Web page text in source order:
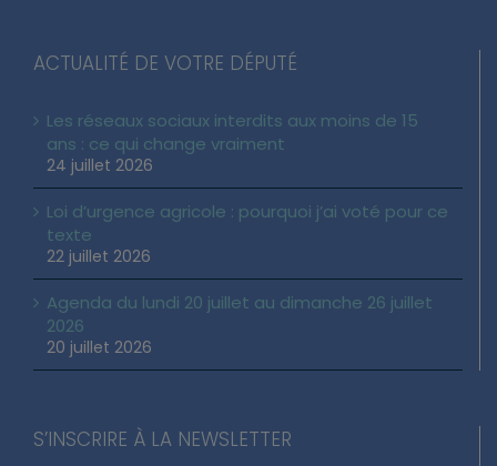
ACTUALITÉ DE VOTRE DÉPUTÉ
Les réseaux sociaux interdits aux moins de 15
ans : ce qui change vraiment
24 juillet 2026
Loi d’urgence agricole : pourquoi j’ai voté pour ce
texte
22 juillet 2026
Agenda du lundi 20 juillet au dimanche 26 juillet
2026
20 juillet 2026
S’INSCRIRE À LA NEWSLETTER